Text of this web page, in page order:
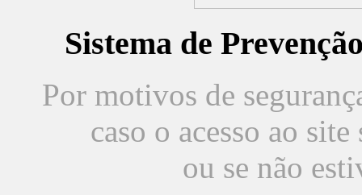
Sistema de
Por motivos de
caso o acesso ao
ou se não